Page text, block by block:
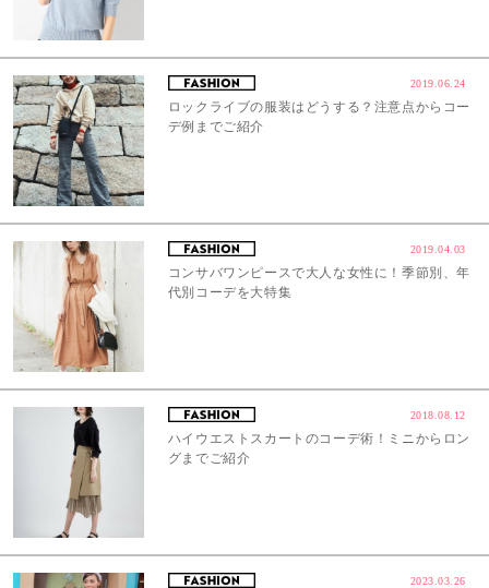
2019.06.24
ロックライブの服装はどうする？注意点からコー
デ例までご紹介
2019.04.03
コンサバワンピースで大人な女性に！季節別、年
代別コーデを大特集
2018.08.12
ハイウエストスカートのコーデ術！ミニからロン
グまでご紹介
2023.03.26